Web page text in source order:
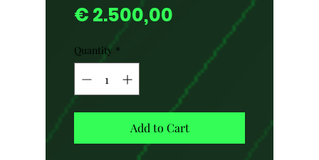
€ 2.500,00
Quantity *
Add to Cart